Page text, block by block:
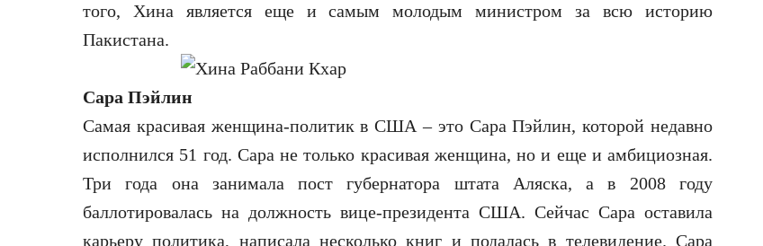
того, Хина является еще и самым молодым министром за всю историю
Пакистана.
Сара Пэйлин
Самая красивая женщина-политик в США – это Сара Пэйлин, которой недавно
исполнился 51 год. Сара не только красивая женщина, но и еще и амбициозная.
Три года она занимала пост губернатора штата Аляска, а в 2008 году
баллотировалась на должность вице-президента США. Сейчас Сара оставила
карьеру политика, написала несколько книг и подалась в телевидение. Сара